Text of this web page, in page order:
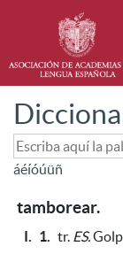
áéíóúüñ
tamborear.
I. 1. tr. ES.